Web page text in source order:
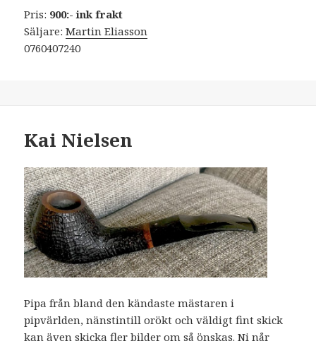
Pris: 900:- ink frakt
Säljare:Martin Eliasson
0760407240
Kai Nielsen
Pipa från bland den kändaste mästaren i
pipvärlden, nänstintill orökt och väldigt fint skick
kan även skicka fler bilder om så önskas. Ni når